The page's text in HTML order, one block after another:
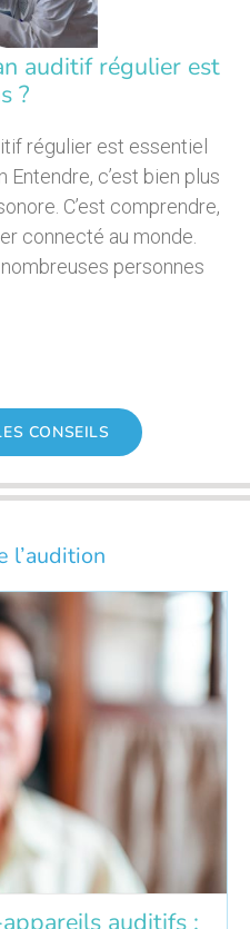
auditif régulier est
?
régulier est essentiel
c’est bien plus
C’est comprendre,
connecté au monde.
personnes
CONSEILS
l’audition
auditifs :